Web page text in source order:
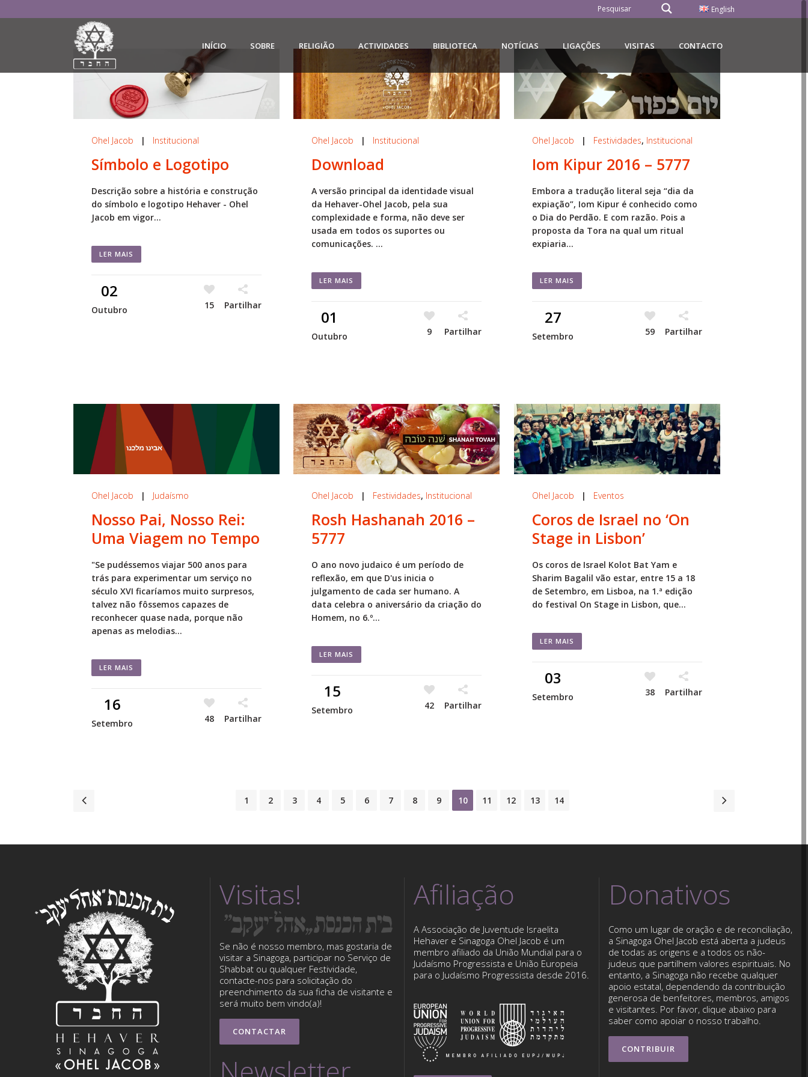
English
INÍCIO SOBRE RELIGIÃO ACTIVIDADES BIBLIOTECA NOTÍCIAS LIGAÇÕES VISITAS CONTACTO
Ohel Jacob | Institucional
Símbolo e Logotipo
Descrição sobre a história e construção
do símbolo e logotipo Hehaver - Ohel
Jacob em vigor...
LER MAIS
02
Outubro 15 Partilhar
Ohel Jacob | Institucional
Download
A versão principal da identidade visual
da Hehaver-Ohel Jacob, pela sua
complexidade e forma, não deve ser
usada em todos os suportes ou
comunicações. ...
LER MAIS
01
Outubro 9 Partilhar
Ohel Jacob | Festividades, Institucional
Iom Kipur 2016 – 5777
Embora a tradução literal seja “dia da
expiação”, Iom Kipur é conhecido como
o Dia do Perdão. E com razão. Pois a
proposta da Tora na qual um ritual
expiaria...
LER MAIS
27
Setembro 59 Partilhar
Ohel Jacob | Judaísmo
Nosso Pai, Nosso Rei:
Uma Viagem no Tempo
"Se pudéssemos viajar 500 anos para
trás para experimentar um serviço no
século XVI ficaríamos muito surpresos,
talvez não fôssemos capazes de
reconhecer quase nada, porque não
apenas as melodias...
LER MAIS
16
Setembro 48 Partilhar
Ohel Jacob | Festividades, Institucional
Rosh Hashanah 2016 –
5777
O ano novo judaico é um período de
reflexão, em que D'us inicia o
julgamento de cada ser humano. A
data celebra o aniversário da criação do
Homem, no 6.º...
LER MAIS
15
Setembro 42 Partilhar
Ohel Jacob | Eventos
Coros de Israel no ‘On
Stage in Lisbon’
Os coros de Israel Kolot Bat Yam e
Sharim Bagalil vão estar, entre 15 a 18
de Setembro, em Lisboa, na 1.ª edição
do festival On Stage in Lisbon, que...
LER MAIS
03
Setembro 38 Partilhar
1 2 3 4 5 6 7 8 9 10 11 12 13 14
Visitas!
Se não é nosso membro, mas gostaria de
visitar a Sinagoga, participar no Serviço de
Shabbat ou qualquer Festividade,
contacte-nos para solicitação do
preenchimento da sua ficha de visitante e
será muito bem vindo(a)!
CONTACTAR
Afiliação
A Associação de Juventude Israelita
Hehaver e Sinagoga Ohel Jacob é um
membro afiliado da União Mundial para o
Judaísmo Progressista e União Europeia
para o Judaísmo Progressista desde 2016.
Donativos
Como um lugar de oração e de reconciliação,
a Sinagoga Ohel Jacob está aberta a judeus
de todas as origens e a todos os não-
judeus que partilhem valores espirituais. No
entanto, a Sinagoga não recebe qualquer
apoio estatal, dependendo da contribuição
generosa de benfeitores, membros, amigos
e visitantes. Por favor, clique abaixo para
saber como apoiar o nosso trabalho.
CONTRIBUIR